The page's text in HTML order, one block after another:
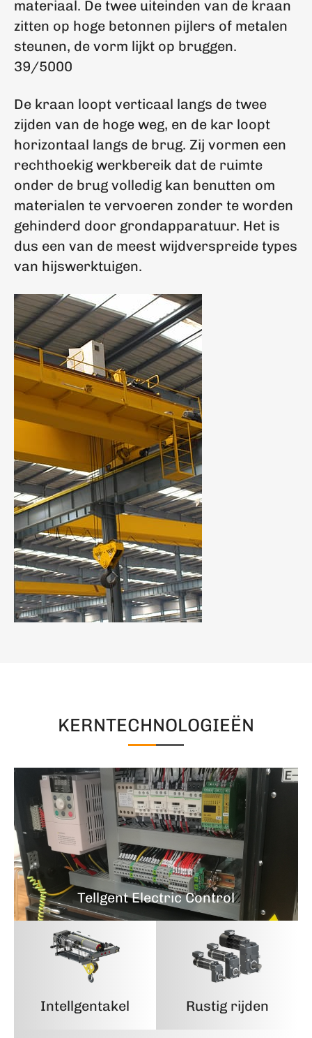
materiaal. De twee uiteinden van de kraan
zitten op hoge betonnen pijlers of metalen
steunen, de vorm lijkt op bruggen.
39/5000
De kraan loopt verticaal langs de twee
zijden van de hoge weg, en de kar loopt
horizontaal langs de brug. Zij vormen een
rechthoekig werkbereik dat de ruimte
onder de brug volledig kan benutten om
materialen te vervoeren zonder te worden
gehinderd door grondapparatuur. Het is
dus een van de meest wijdverspreide types
van hijswerktuigen.
KERNTECHNOLOGIEËN
Tellgent Electric Control
Intellgentakel Rustig rijden